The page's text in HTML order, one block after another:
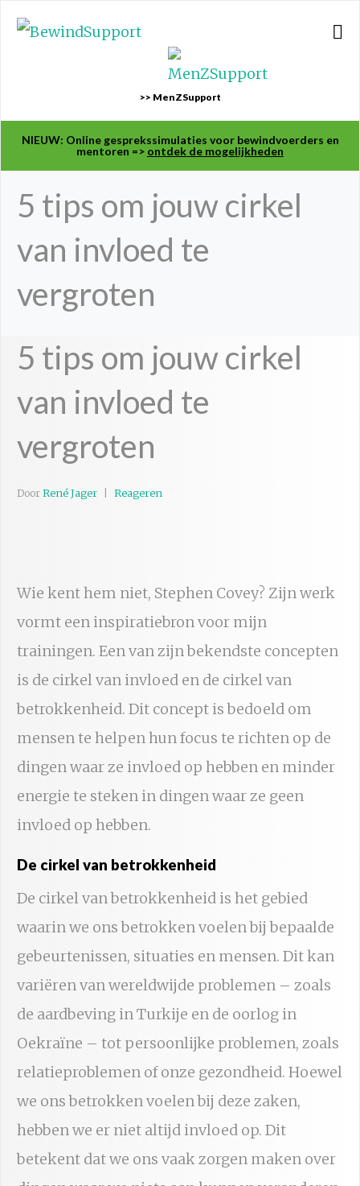
>> MenZSupport
NIEUW: Online gesprekssimulaties voor bewindvoerders en
mentoren => ontdek de mogelijkheden
5 tips om jouw cirkel
van invloed te
vergroten
5 tips om jouw cirkel
van invloed te
vergroten
DoorRené Jager Reageren
Wie kent hem niet, Stephen Covey? Zijn werk
vormt een inspiratiebron voor mijn
trainingen. Een van zijn bekendste concepten
is de cirkel van invloed en de cirkel van
betrokkenheid. Dit concept is bedoeld om
mensen te helpen hun focus te richten op de
dingen waar ze invloed op hebben en minder
energie te steken in dingen waar ze geen
invloed op hebben.
De cirkel van betrokkenheid
De cirkel van betrokkenheid is het gebied
waarin we ons betrokken voelen bij bepaalde
gebeurtenissen, situaties en mensen. Dit kan
variëren van wereldwijde problemen – zoals
de aardbeving in Turkije en de oorlog in
Oekraïne – tot persoonlijke problemen, zoals
relatieproblemen of onze gezondheid. Hoewel
we ons betrokken voelen bij deze zaken,
hebben we er niet altijd invloed op. Dit
betekent dat we ons vaak zorgen maken over